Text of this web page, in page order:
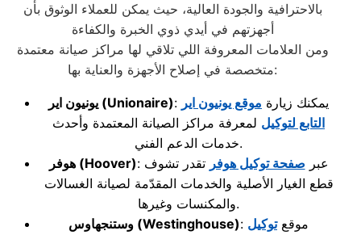
بالاحترافية والجودة العالية، حيث يمكن للعملاء الوثوق بأن
أجهزتهم في أيدي ذوي الخبرة والكفاءة
ومن العلامات المعروفة اللي تلاقي لها مراكز صيانة معتمدة
متخصصة في إصلاح الأجهزة والعناية بها:
يونيون اير (Unionaire) : يمكنك زيارة موقع يونيون اير
التابع لتوكيل لمعرفة مراكز الصيانة المعتمدة وأحدث
خدمات الدعم الفني.
هوفر(Hoover) : عبر صفحة توكيل هوفر تقدر تشوف
قطع الغيار الأصلية والخدمات المقدّمة لصيانة الغسالات
والمكنسات وغيرها.
وستنجهاوس (Westinghouse) : موقعتوكيل